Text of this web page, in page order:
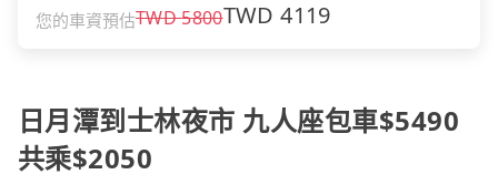
您的車資預估TWD5800TWD4119
日月潭到士林夜市 九人座包車$5490
共乘$2050